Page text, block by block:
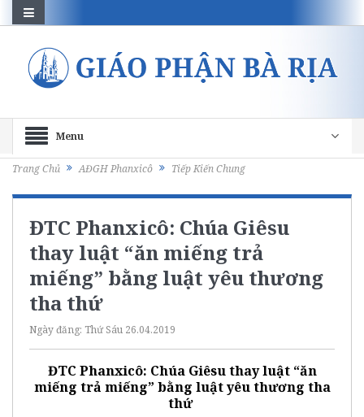
Menu
Trang Chủ AĐGH Phanxicô Tiếp Kiến Chung
ĐTC Phanxicô: Chúa Giêsu
thay luật “ăn miếng trả
miếng” bằng luật yêu thương
tha thứ
Ngày đăng: Thứ Sáu 26.04.2019
ĐTC Phanxicô: Chúa Giêsu thay luật “ăn
miếng trả miếng” bằng luật yêu thương tha
thứ